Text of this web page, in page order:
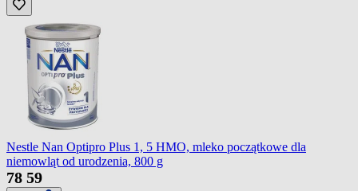
Nestle Nan Optipro Plus 1, 5 HMO, mleko początkowe dla
niemowląt od urodzenia, 800 g
78 59